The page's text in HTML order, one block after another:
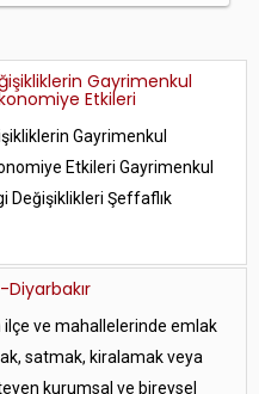
Gayrimenkul
Etkileri
Gayrimenkul
Etkileri Gayrimenkul
Değişiklikleri Şeffaflık
Diyarbakır
ilçe ve mahallelerinde emlak
satmak, kiralamak veya
kurumsal ve bireysel